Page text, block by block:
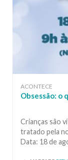
ACONTECE
Obsessão: o
Crianças são
tratado pela
Data: 18 de